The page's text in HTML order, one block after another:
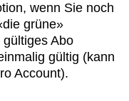
wenn Sie noch
grüne»
Abo
gültig (kann
Account).